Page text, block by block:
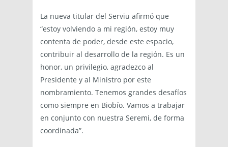
La nueva titular del Serviu afirmó que
“estoy volviendo a mi región, estoy muy
contenta de poder, desde este espacio,
contribuir al desarrollo de la región. Es un
honor, un privilegio, agradezco al
Presidente y al Ministro por este
nombramiento. Tenemos grandes desafíos
como siempre en Biobío. Vamos a trabajar
en conjunto con nuestra Seremi, de forma
coordinada”.